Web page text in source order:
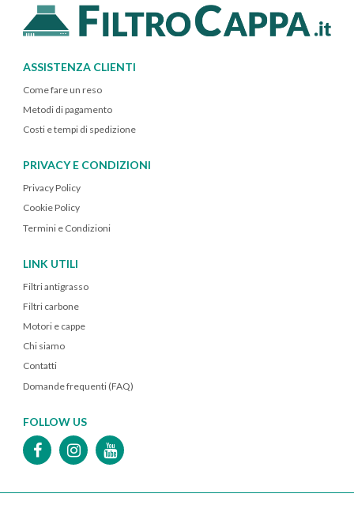
ASSISTENZA CLIENTI
Come fare un reso
Metodi di pagamento
Costi e tempi di spedizione
PRIVACY E CONDIZIONI
Privacy Policy
Cookie Policy
Termini e Condizioni
LINK UTILI
Filtri antigrasso
Filtri carbone
Motori e cappe
Chi siamo
Contatti
Domande frequenti (FAQ)
FOLLOW US